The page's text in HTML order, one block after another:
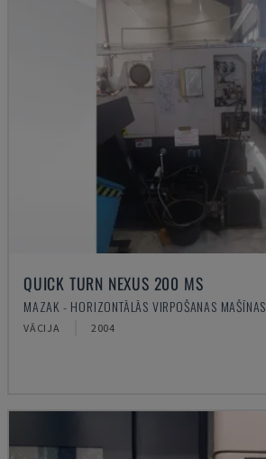
QUICK TURN NEXUS 200 MS
MAZAK - HORIZONTĀLĀS VIRPOŠANAS MAŠĪNAS
VĀCIJA 2004